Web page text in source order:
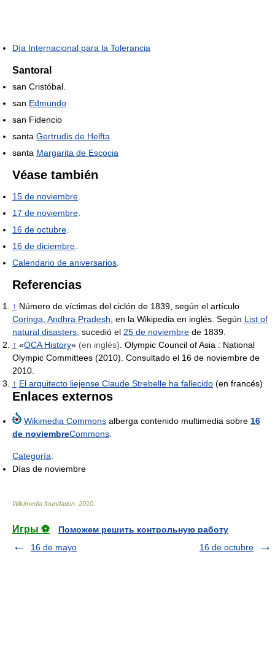
Día Internacional para la Tolerancia
Santoral
san Cristóbal.
san Edmundo
san Fidencio
santa Gertrudis de Helfta
santa Margarita de Escocia
Véase también
15 de noviembre
17 de noviembre
16 de octubre
16 de diciembre
Calendario de aniversarios
Referencias
↑ Número de víctimas del ciclón de 1839, según el artículo
Coringa, Andhra Pradesh , en la Wikipedia en inglés. Según List of
natural disasters, sucedió el 25 de noviembre de 1839.
↑ «OCA History» (en inglés) . Olympic Council of Asia : National
Olympic Committees (2010). Consultado el 16 de noviembre de
2010.
↑ El arquitecto liejense Claude Strebelle ha fallecido (en francés)
Enlaces externos
Wikimedia Commons alberga contenido multimedia sobre 16
de noviembreCommons
Categoría:
Días de noviembre
Wikimedia foundation 2010
Игры ⚽
Поможем решить контрольную работу
16 de mayo
16 de octubre